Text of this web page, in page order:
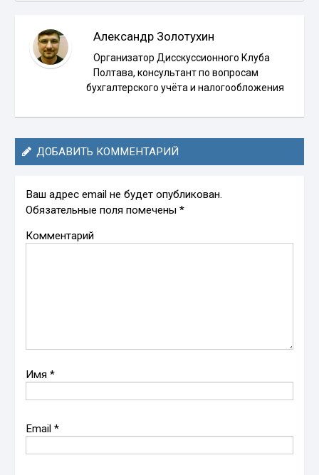
Александр Золотухин
Организатор Дисскуссионного Клуба
Полтава, консультант по вопросам
бухгалтерского учёта и налогообложения
ДОБАВИТЬ КОММЕНТАРИЙ
Ваш адрес email не будет опубликован.
Обязательные поля помечены*
Комментарий
Имя*
Email*